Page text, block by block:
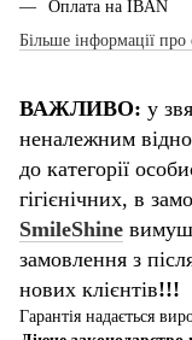
Оплата на IBAN
Більше інформації про
ВАЖЛИВО: у
неналежним
до категорії
гігієнічних, в
SmileShine
замовлення з
нових клієнтів!!!
Гарантія надається